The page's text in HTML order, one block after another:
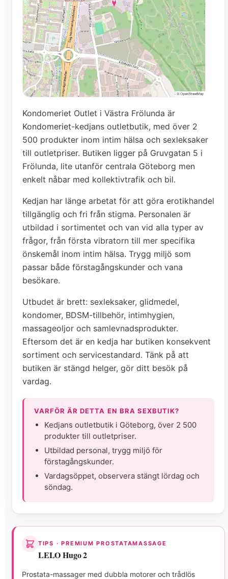
Kondomeriet Outlet i Västra Frölunda är
Kondomeriet-kedjans outletbutik, med över 2
500 produkter inom intim hälsa och sexleksaker
till outletpriser. Butiken ligger på Gruvgatan 5 i
Frölunda, lite utanför centrala Göteborg men
enkelt nåbar med kollektivtrafik och bil.
Kedjan har länge arbetat för att göra erotikhandel
tillgänglig och fri från stigma. Personalen är
utbildad i sortimentet och van vid alla typer av
frågor, från första vibratorn till mer specifika
önskemål inom intim hälsa. Trygg miljö som
passar både förstagångskunder och vana
besökare.
Utbudet är brett: sexleksaker, glidmedel,
kondomer, BDSM-tillbehör, intimhygien,
massageoljor och samlevnadsprodukter.
Eftersom det är en kedja har butiken konsekvent
sortiment och servicestandard. Tänk på att
butiken är stängd helger, gör ditt besök på
vardag.
VARFÖR ÄR DETTA EN BRA SEXBUTIK?
Kedjans outletbutik i Göteborg, över 2 500
produkter till outletpriser.
Utbildad personal, trygg miljö för
förstagångskunder.
Vardagsöppet, observera stängt lördag och
söndag.
TIPS · PREMIUM PROSTATAMASSAGE
LELO Hugo 2
Prostata-massager med dubbla motorer och trådlös